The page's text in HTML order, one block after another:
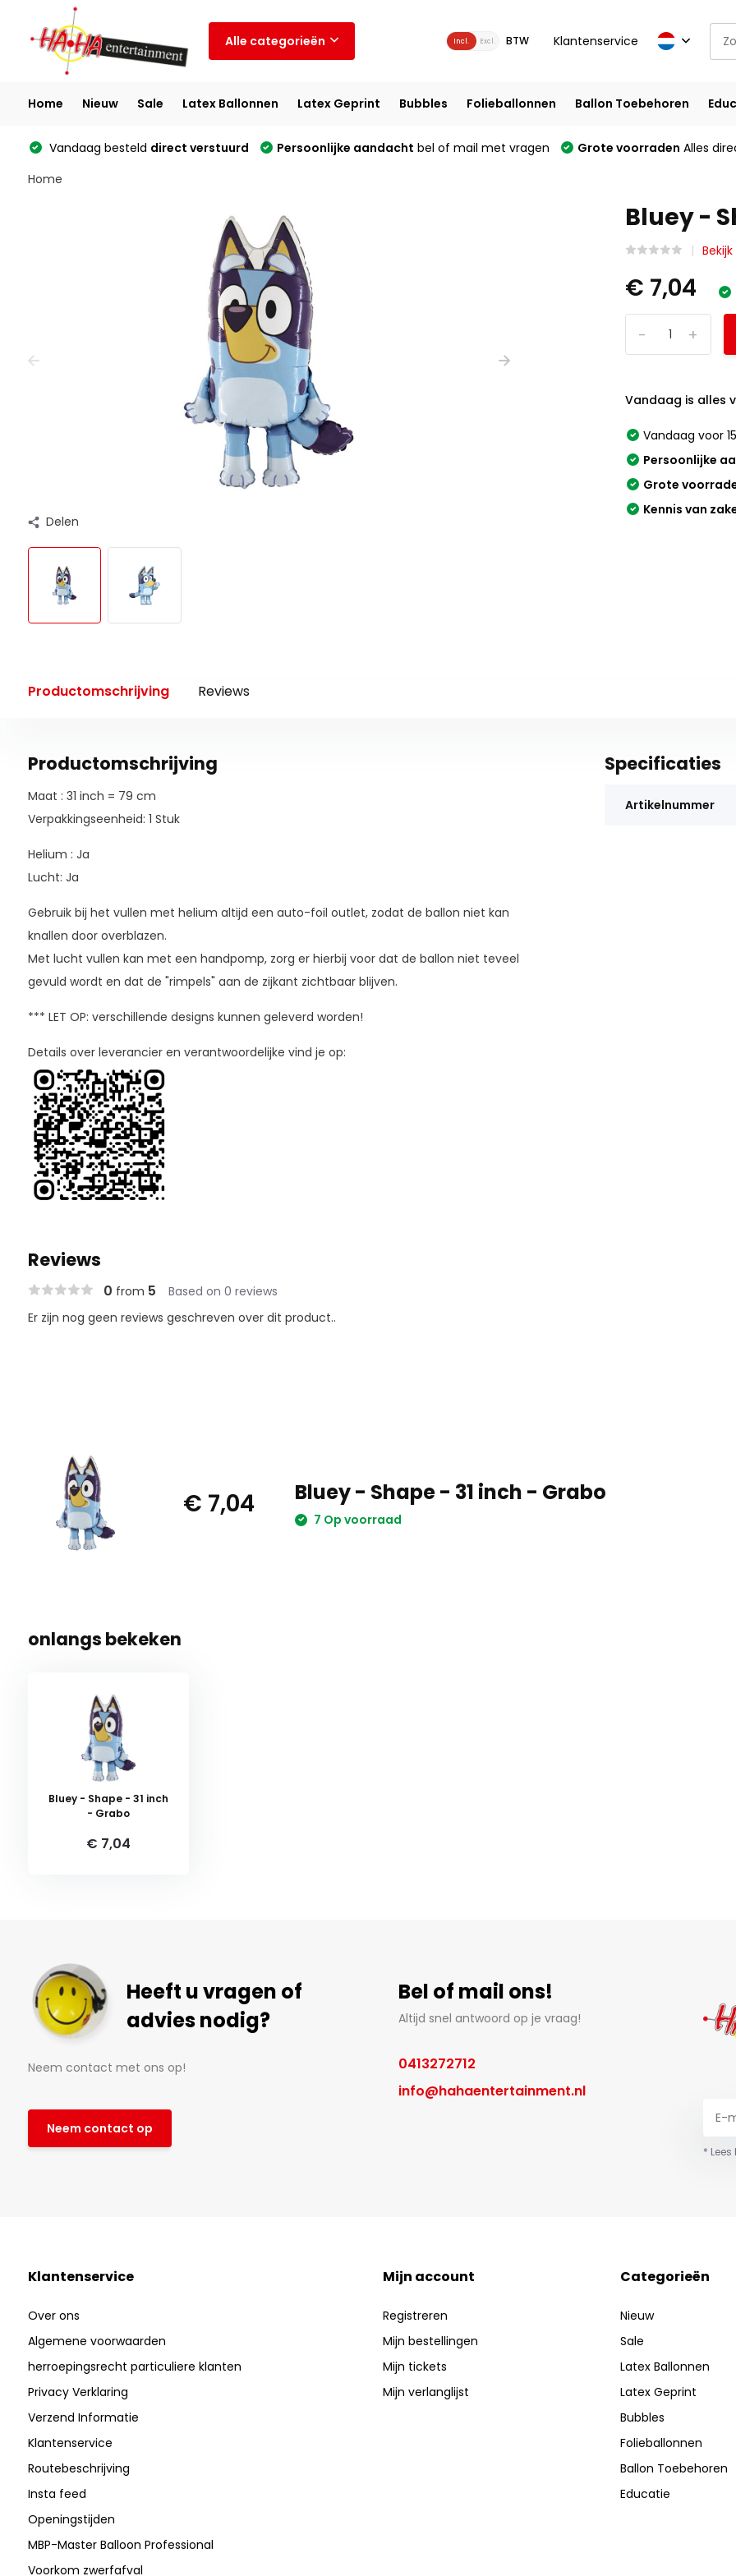
Alle categorieën Incl. Excl. BTW Klantenservice
Home Nieuw Sale Latex Ballonnen Latex Geprint Bubbles Folieballonnen Ballon Toebehoren
Vandaag besteld direct verstuurd Persoonlijke aandacht bel of mail met vragen Grote voorraden Alles
Home
Delen
Bluey -
€ 7,04
+
-
Vandaag is alles
Vandaag voor
Persoonlijke
Grote
Kennis van
Productomschrijving Reviews
Productomschrijving
Maat : 31 inch = 79 cm
Verpakkingseenheid: 1 Stuk
Helium : Ja
Lucht: Ja
Gebruik bij het vullen met helium altijd een auto-foil outlet, zodat de ballon niet kan
knallen door overblazen.
Met lucht vullen kan met een handpomp, zorg er hierbij voor dat de ballon niet teveel
gevuld wordt en dat de "rimpels" aan de zijkant zichtbaar blijven.
*** LET OP: verschillende designs kunnen geleverd worden!
Details over leverancier en verantwoordelijke vind je op:
Specificaties
Artikelnummer
Reviews
0 from 5 Based on 0 reviews
Er zijn nog geen reviews geschreven over dit product..
€ 7,04 Bluey - Shape - 31 inch - Grabo
7 Op voorraad
onlangs bekeken
Bluey - Shape - 31 inch
- Grabo
€ 7,04
Heeft u vragen of
advies nodig?
Neem contact met ons op!
Neem contact op
Bel of mail ons!
Altijd snel antwoord op je vraag!
0413272712
info@hahaentertainment.nl
*
Klantenservice
Over ons
Algemene voorwaarden
herroepingsrecht particuliere klanten
Privacy Verklaring
Verzend Informatie
Klantenservice
Routebeschrijving
Insta feed
Openingstijden
MBP-Master Balloon Professional
Voorkom zwerfafval
Mijn account
Registreren
Mijn bestellingen
Mijn tickets
Mijn verlanglijst
Categorieën
Nieuw
Sale
Latex Ballonnen
Latex Geprint
Bubbles
Folieballonnen
Ballon Toebehoren
Educatie